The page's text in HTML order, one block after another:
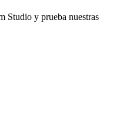
Studio y prueba nuestras